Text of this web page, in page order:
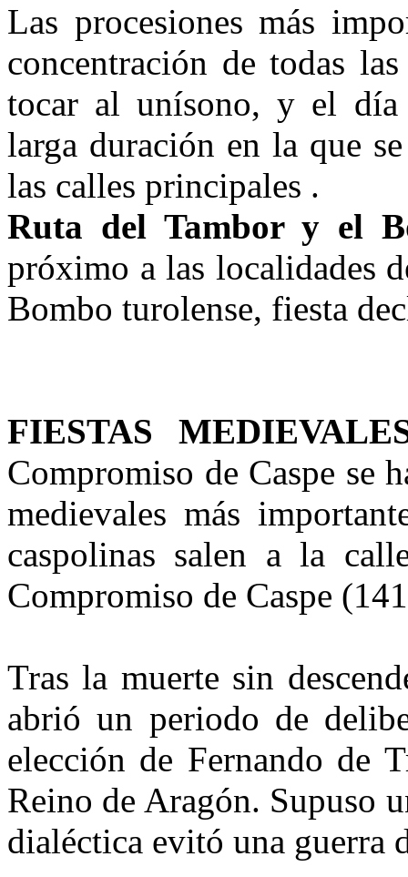
Las procesiones más
concentración de todas
tocar al unísono, y el día
larga duración en la que
las calles principales .
Ruta del Tambor y el
próximo a las localidades
Bombo turolense, fiesta
FIESTAS
Compromiso de Caspe se
medievales más
caspolinas salen a la
Compromiso de Caspe
Tras la muerte sin
abrió un periodo de
elección de Fernando de
Reino de Aragón. Supuso
dialéctica evitó una guerra